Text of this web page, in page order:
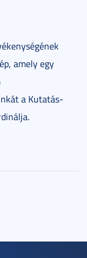
amely egy
a Kutatás-